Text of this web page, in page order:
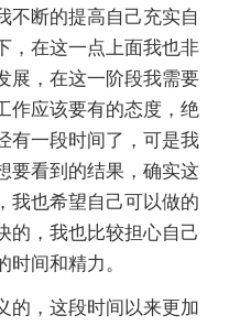
不断的提高自己充实自
，在这一点上面我也非
展，在这一阶段我需要
作应该要有的态度，绝
有一段时间了，可是我
要看到的结果，确实这
我也希望自己可以做的
的，我也比较担心自己
间和精力。
，这段时间以来更加